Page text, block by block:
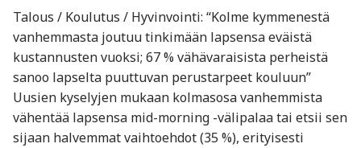
Talous / Koulutus / Hyvinvointi: “Kolme kymmenestä
vanhemmasta joutuu tinkimään lapsensa eväistä
kustannusten vuoksi; 67 % vähävaraisista perheistä
sanoo lapselta puuttuvan perustarpeet kouluun”
Uusien kyselyjen mukaan kolmasosa vanhemmista
vähentää lapsensa mid-morning -välipalaa tai etsii sen
sijaan halvemmat vaihtoehdot (35 %), erityisesti